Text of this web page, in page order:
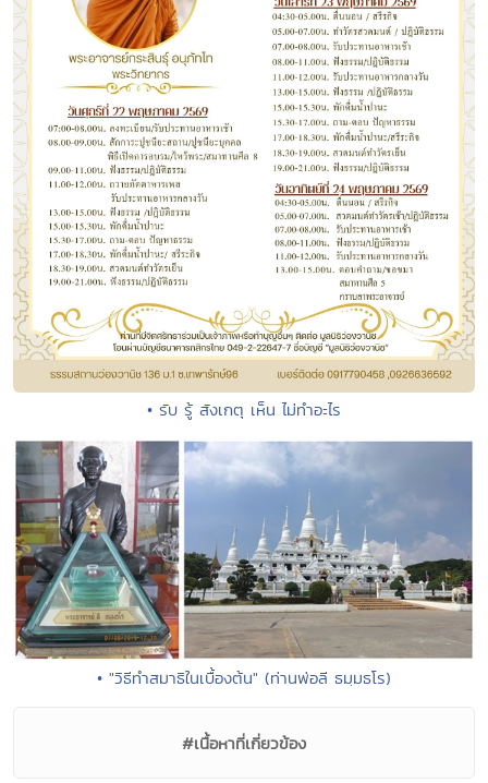
• รับ รู้ สังเกตุ เห็น ไม่ทำอะไร
• "วิธีทำสมาธิในเบื้องต้น" (ท่านพ่อลี ธมฺมธโร)
#เนื้อหาที่เกี่ยวข้อง